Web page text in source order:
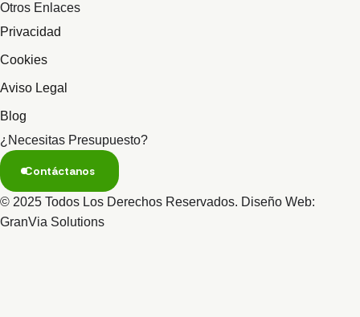
Otros Enlaces
Privacidad
Cookies
Aviso Legal
Blog
¿Necesitas Presupuesto?
Contáctanos
© 2025 Todos Los Derechos Reservados. Diseño Web:
GranVia Solutions